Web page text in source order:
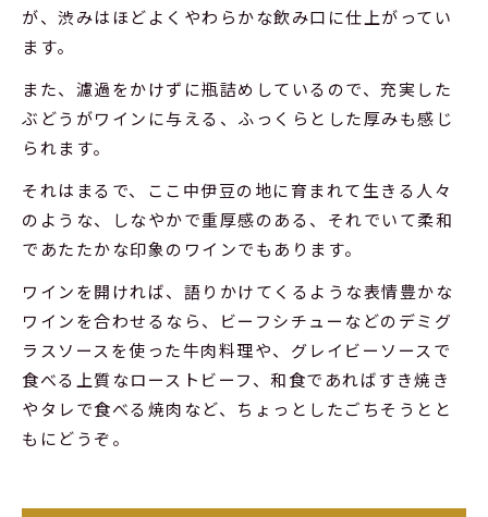
が、渋みはほどよくやわらかな飲み口に仕上がってい
ます。
また、濾過をかけずに瓶詰めしているので、充実した
ぶどうがワインに与える、ふっくらとした厚みも感じ
られます。
それはまるで、ここ中伊豆の地に育まれて生きる人々
のような、しなやかで重厚感のある、それでいて柔和
であたたかな印象のワインでもあります。
ワインを開ければ、語りかけてくるような表情豊かな
ワインを合わせるなら、ビーフシチューなどのデミグ
ラスソースを使った牛肉料理や、グレイビーソースで
食べる上質なローストビーフ、和食であればすき焼き
やタレで食べる焼肉など、ちょっとしたごちそうとと
もにどうぞ。